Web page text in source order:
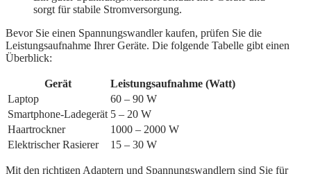
sorgt für stabile Stromversorgung.
Bevor Sie einen Spannungswandler kaufen, prüfen Sie die
Leistungsaufnahme Ihrer Geräte. Die folgende Tabelle gibt einen
Überblick:
Gerät
Leistungsaufnahme (Watt)
Laptop
60 – 90 W
Smartphone-Ladegerät 5 – 20 W
Haartrockner
1000 – 2000 W
Elektrischer Rasierer
15 – 30 W
Mit den richtigen Adaptern und Spannungswandlern sind Sie für